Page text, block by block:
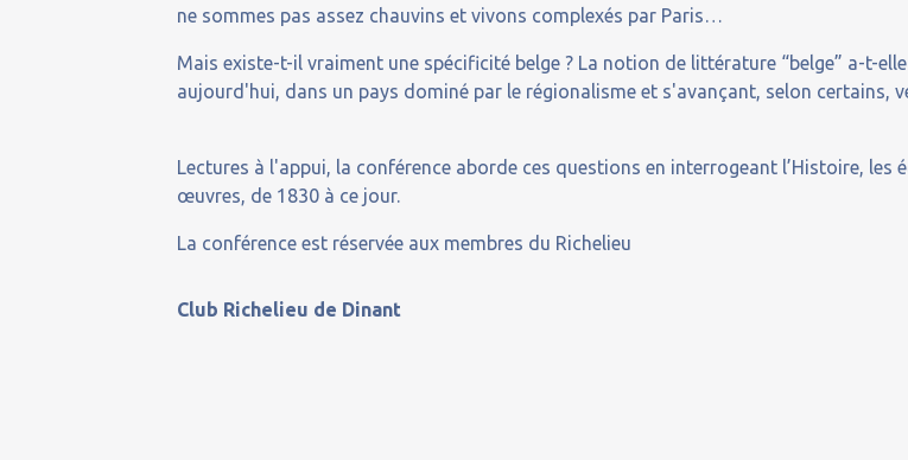
ne sommes pas assez chauvins et vivons complexés par Paris…
Mais existe-t-il vraiment une spécificité belge ? La notion de littérature “belge” a-t-
aujourd'hui, dans un pays dominé par le régionalisme et s'avançant, selon certains,
Lectures à l'appui, la conférence aborde ces questions en interrogeant l’Histoire, les
œuvres, de 1830 à ce jour.
La conférence est réservée aux membres du Richelieu
Club Richelieu de Dinant